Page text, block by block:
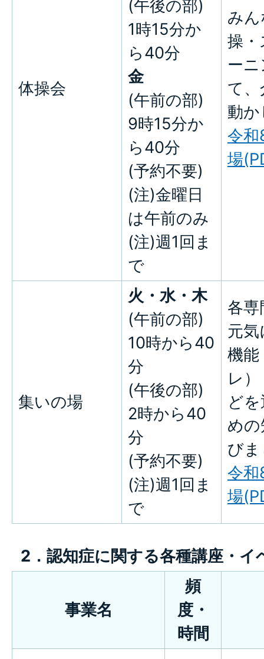
体操会
(午後の部)
1時15分か
ら40分
金
(午前の部)
9時15分か
ら40分
(予約不要)
(注)金曜日
は午前のみ
(注)週1回ま
で
み
操
ー
て
動
令和
場
集いの場
火・水・木
(午前の部)
10時から40
分
(午後の部)
2時から40
分
(予約不要)
(注)週1回ま
で
各専
元
機
レ
ど
め
び
令和
場
2．認知症に関する各種講座・イ
事業名
頻
度・
時間